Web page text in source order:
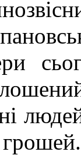
грошей.